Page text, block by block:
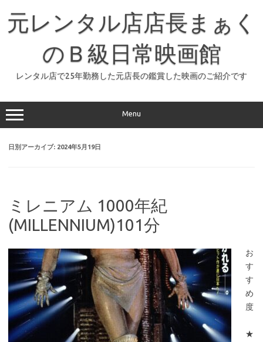
元レンタル店店長まぁく
のＢ級日常映画館
レンタル店で25年勤務した元店長の鑑賞した映画のご紹介です
Menu
日別アーカイブ: 2024年5月19日
ミレニアム 1000年紀
(MILLENNIUM)101分
お
す
す
め
度
★